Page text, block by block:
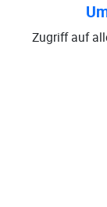
Zugriff auf